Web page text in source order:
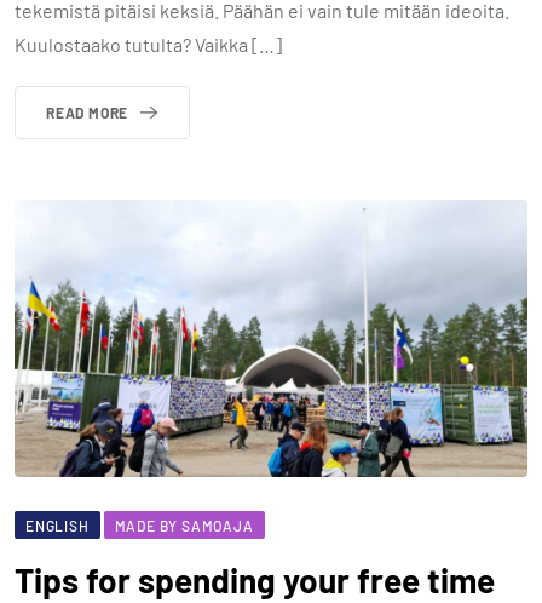
tekemistä pitäisi keksiä. Päähän ei vain tule mitään ideoita.
Kuulostaako tutulta? Vaikka […]
READ MORE
ENGLISH MADE BY SAMOAJA
Tips for spending your free time